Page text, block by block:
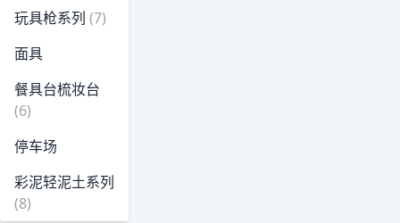
玩具枪系列 (7)
面具
餐具台梳妆台
(6)
停车场
彩泥轻泥土系列
(8)